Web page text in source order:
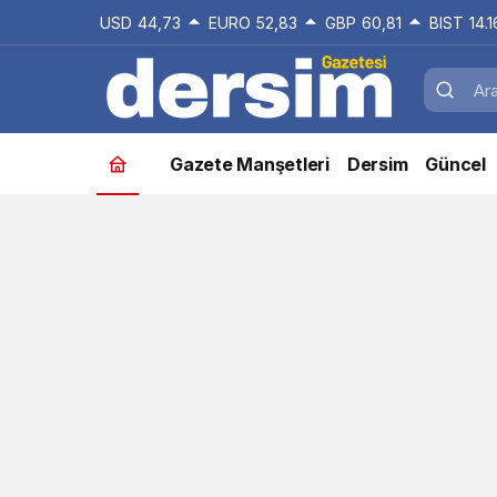
USD 44,73 EURO 52,83 GBP 60,81 BIST
Gazete Manşetleri Dersim Güncel